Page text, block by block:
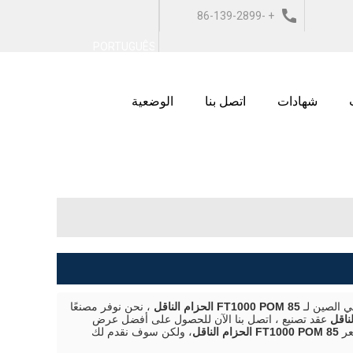
+ 86-139-2899-
شهادات اتصل بنا الوضعية
الصين لـ 85 FT1000 POM الحزام الناقل
، نحن نوفر مصنعًا
عقد تصنيع ، اتصل بنا الآن للحصول على أفضل عرض
85 FT1000 POM الحزام الناقل ، ولكن سوف نقدم لك